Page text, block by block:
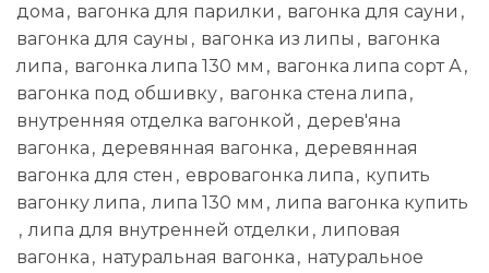
дома , вагонка для парилки , вагонка для сауни ,
вагонка для сауны , вагонка из липы , вагонка
липа , вагонка липа 130 мм , вагонка липа сорт А,
вагонка под обшивку, вагонка стена липа ,
внутренняя отделка вагонкой , дерев'яна
вагонка , деревянная вагонка , деревянная
вагонка для стен , евровагонка липа , купить
вагонку липа , липа 130 мм , липа вагонка купить
, липа для внутренней отделки , липовая
вагонка , натуральная вагонка , натуральное